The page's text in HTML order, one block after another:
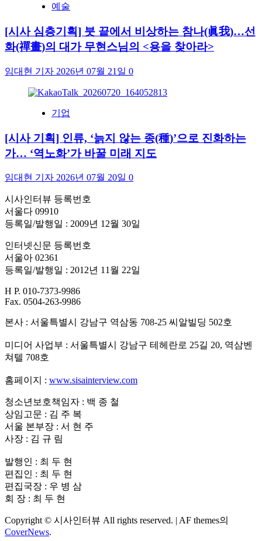
예술
[시사 심층기획] 붓 끝에서 비상하는 참나(眞我)…선
화(禪畫)의 대가 무현스님의 <용을 찾아라>
임대현 기자 2026년 07월 21일 0
기업
[시사 기획] 인류, ‘늙지 않는 종(種)’으로 진화하는
가… ‘역노화’가 바꿀 미래 지도
임대현 기자 2026년 07월 20일 0
시사인터뷰 등록번호
서울다 09910
등록일/발행일 : 2009년 12월 30일
인터넷신문 등록번호
서울아 02361
등록일/발행일 : 2012년 11월 22일
H P. 010-7373-9986
Fax. 0504-263-9986
본사 : 서울특별시 강남구 역삼동 708-25 씨알빌딩 502호
미디어 사업부 : 서울특별시 강남구 테헤란로 25길 20, 역삼벤
쳐텔 708호
홈페이지 : www.sisainterview.com
청소년보호책임자 : 백 종 철
상임고문 : 김 주 복
서울 본부장 : 서 현 주
사장 : 김 규 림
발행인 : 최 두 현
편집인 : 최 두 현
편집국장 : 우 병 삼
회 장 : 최 두 현
Copyright © 시사인터뷰 All rights reserved. | AF themes의
CoverNews.